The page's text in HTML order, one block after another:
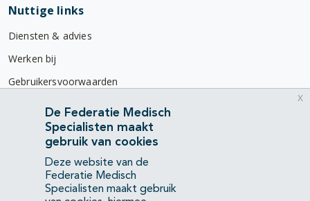
Nuttige links
Diensten & advies
Werken bij
Gebruikersvoorwaarden
Privacyverklaring
Contact
Mercatorlaan 1200
3528 BL Utrecht
De Federatie Medisch
Specialisten maakt
gebruik van cookies
Deze website van de
Federatie Medisch
Specialisten maakt gebruik
x